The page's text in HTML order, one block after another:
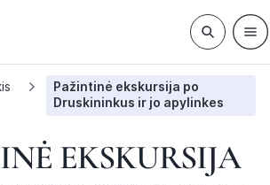
Pažintinė ekskursija po
Druskininkus ir jo apylinkes
EKSKURSIJA